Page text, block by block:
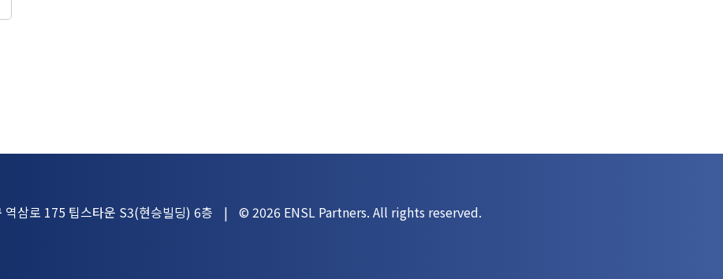
역삼로 175 팁스타운 S3(현승빌딩) 6층 © 2026 ENSL Partners. All rights reserved.